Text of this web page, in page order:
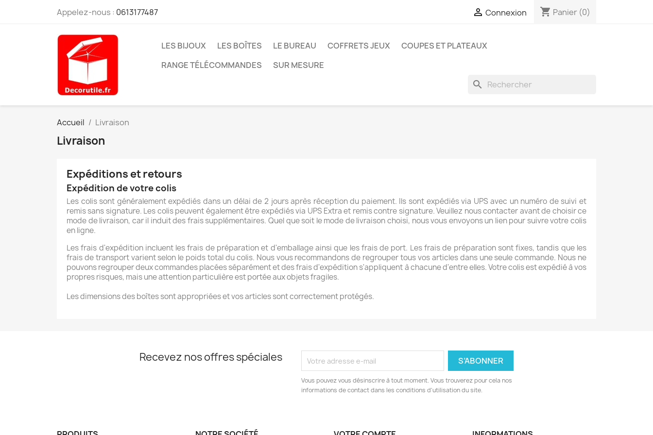
Appelez-nous : 0613177487  Connexion shopping_cart Panier (0)
LES BIJOUX LES BOÎTES LE BUREAU COFFRETS JEUX
COUPES ET PLATEAUX
RANGE TÉLÉCOMMANDES
SUR MESURE
search
Accueil Livraison
Livraison
Expéditions et retours
Expédition de votre colis
Les colis sont généralement expédiés dans un délai de 2 jours après réception du paiement. Ils sont expédiés via UPS avec un numéro de suivi et
remis sans signature. Les colis peuvent également être expédiés via UPS Extra et remis contre signature. Veuillez nous contacter avant de choisir ce
mode de livraison, car il induit des frais supplémentaires. Quel que soit le mode de livraison choisi, nous vous envoyons un lien pour suivre votre colis
en ligne.
Les frais d'expédition incluent les frais de préparation et d'emballage ainsi que les frais de port. Les frais de préparation sont fixes, tandis que les
frais de transport varient selon le poids total du colis. Nous vous recommandons de regrouper tous vos articles dans une seule commande. Nous ne
pouvons regrouper deux commandes placées séparément et des frais d'expédition s'appliquent à chacune d'entre elles. Votre colis est expédié à vos
propres risques, mais une attention particulière est portée aux objets fragiles.
Les dimensions des boîtes sont appropriées et vos articles sont correctement protégés.
Recevez nos offres spéciales
Vous pouvez vous désinscrire à tout moment. Vous trouverez pour cela nos
informations de contact dans les conditions d'utilisation du site.